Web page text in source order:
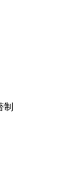
制